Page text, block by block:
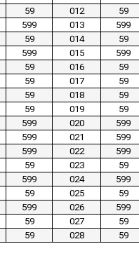
59 012
59
599 013
599
59 014
59
599 015
599
59 016
59
59 017
59
59 018
59
59 019
59
599 020
599
599 021
599
599 022
599
59 023
59
599 024
599
59 025
59
599 026
599
59 027
59
59 028 59